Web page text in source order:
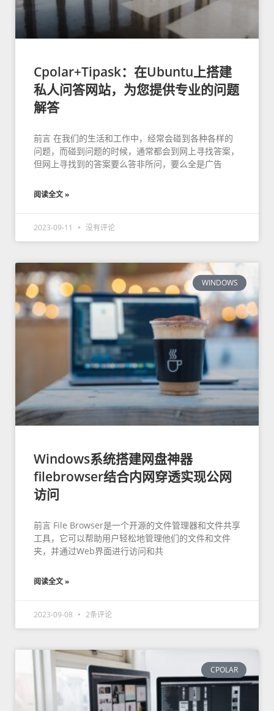
Cpolar+Tipask：在Ubuntu上搭建
私人问答网站，为您提供专业的问题
解答
前言 在我们的生活和工作中，经常会碰到各种各样的
问题，而碰到问题的时候，通常都会到网上寻找答案，
但网上寻找到的答案要么答非所问，要么全是广告
阅读全文 »
2023-09-11 没有评论
WINDOWS
Windows系统搭建网盘神器
filebrowser结合内网穿透实现公网
访问
前言 File Browser是一个开源的文件管理器和文件共享
工具，它可以帮助用户轻松地管理他们的文件和文件
夹，并通过Web界面进行访问和共
阅读全文 »
2023-09-08 2条评论
CPOLAR